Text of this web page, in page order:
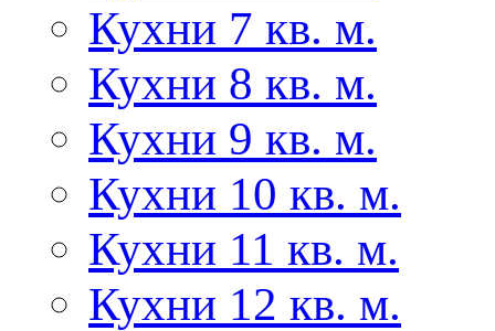
Кухни 7 кв. м.
Кухни 8 кв. м.
Кухни 9 кв. м.
Кухни 10 кв. м.
Кухни 11 кв. м.
Кухни 12 кв. м.